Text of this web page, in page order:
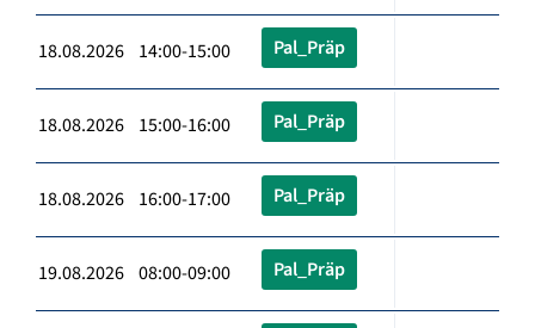
18.08.2026 14:00-15:00 Pal_Präp
18.08.2026 15:00-16:00 Pal_Präp
18.08.2026 16:00-17:00 Pal_Präp
19.08.2026 08:00-09:00 Pal_Präp